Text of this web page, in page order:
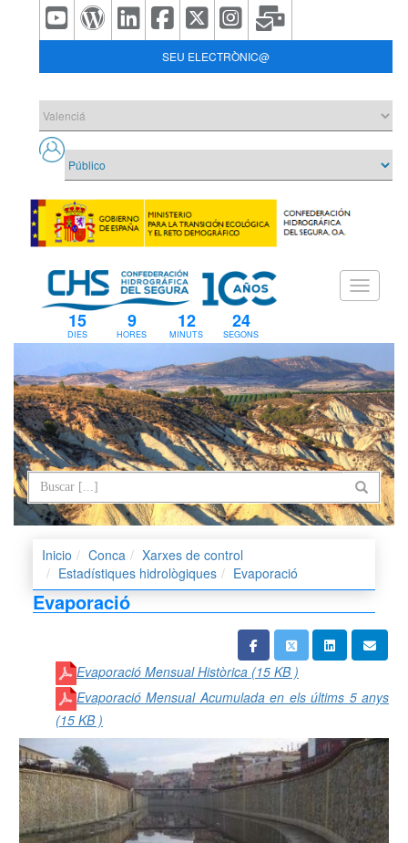
SEU ELECTRÒNIC@
15
DIES
9
HORES
12
MINUTS
24
SEGONS
Inicio Conca
Xarxes de control
Estadístiques hidrològiques
Evaporació
Evaporació
Evaporació Mensual Històrica(15 KB )
Evaporació Mensual Acumulada en els últims 5 anys
(15 KB )